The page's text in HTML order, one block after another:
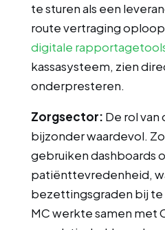
te sturen als een
route vertraging
digitale
kassasysteem, zien
onderpresteren.
Zorgsector: De rol van
bijzonder waardevol.
gebruiken dashboards
patiënttevredenheid,
bezettingsgraden bij te
MC werkte samen met